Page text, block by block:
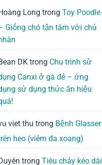
Long trong Toy Poodle
Giống chó tận tâm với chủ
DKtrong Chu trình sử
Canxi ở gà đẻ – ứng
sử dụng thức ăn hiệu
viet thu trong Bệnh Glasser
heo (viêm đa xoang)
trong Tiêu chảy kéo dài